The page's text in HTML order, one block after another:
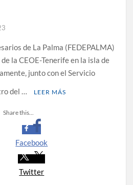
de La Palma (FEDEPALMA)
la CEOE-Tenerife en la isla de
junto con el Servicio
del …
LEER MÁS
Share this...
Facebook
Twitter